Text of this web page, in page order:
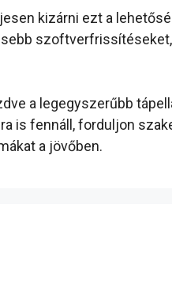
kizárni ezt a
a legegyszerűbb
is fennáll, forduljon
a jövőben.